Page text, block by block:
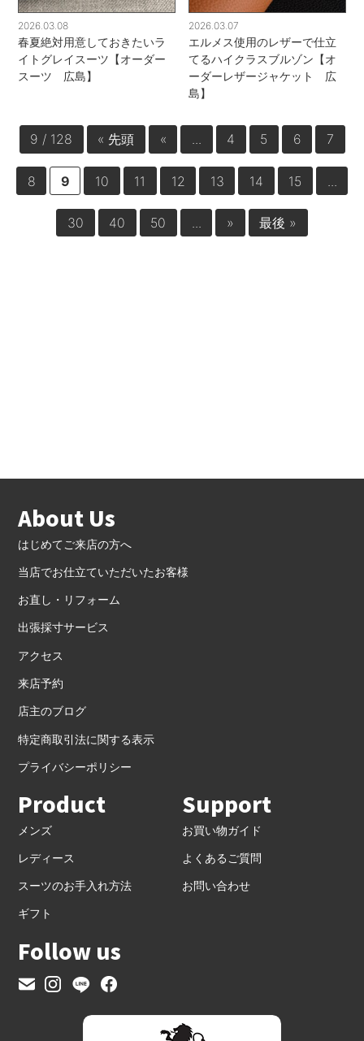
2026.03.08
春夏絶対用意しておきたいラ
イトグレイスーツ【オーダー
スーツ 広島】
2026.03.07
エルメス使用のレザーで仕立
てるハイクラスブルゾン【オ
ーダーレザージャケット 広
島】
9 / 128 « 先頭 « ... 4 5 6 7
8 9 10 11 12 13 14 15
30 40 50 » 最後 »
About Us
はじめてご来店の方へ
当店でお仕立ていただいたお客様
お直し・リフォーム
出張採寸サービス
アクセス
来店予約
店主のブログ
特定商取引法に関する表示
プライバシーポリシー
Product
メンズ
レディース
スーツのお手入れ方法
ギフト
Support
お買い物ガイド
よくあるご質問
お問い合わせ
Follow us